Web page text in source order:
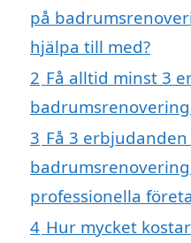
på
hjälpa till med?
2 Få alltid minst 3
3 Få 3
professionella
4 Hur mycket